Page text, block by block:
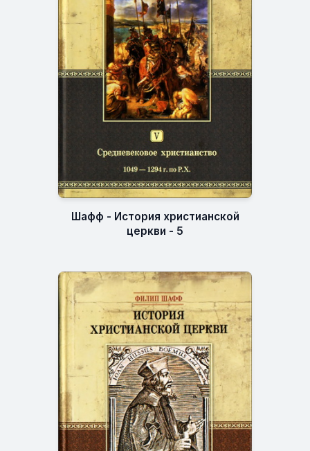
Шафф - История христианской
церкви - 5